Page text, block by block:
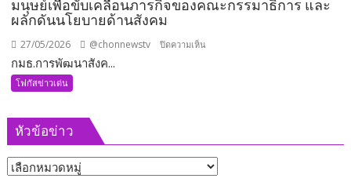
มนุษย์เพื่อขับเคลื่อนภารกิจของคณะกรรมาธิการ และ
ผลักดันนโยบายด้านสังคม
27/05/2026 @chonnewstv ปิดความเห็น
เข้า
พบ
กมธ.การพัฒนาสังค...
โฟกัสข่าวเด่น
หัวข้อข่าว
หัวข้อ